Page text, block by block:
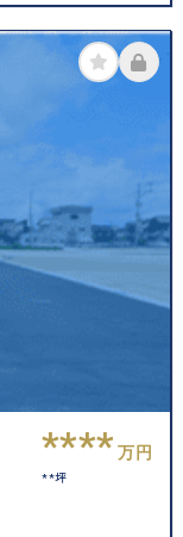
**** 万円
**坪